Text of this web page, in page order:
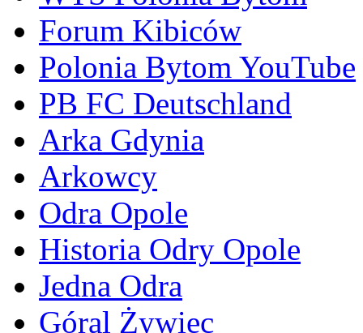
Forum Kibiców
Polonia Bytom YouTube
PB FC Deutschland
Arka Gdynia
Arkowcy
Odra Opole
Historia Odry Opole
Jedna Odra
Góral Żywiec